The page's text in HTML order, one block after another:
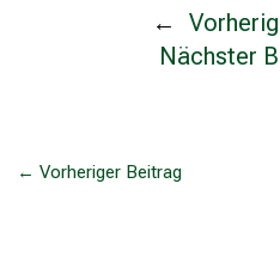
←
Nächster
← Vorheriger Beitrag